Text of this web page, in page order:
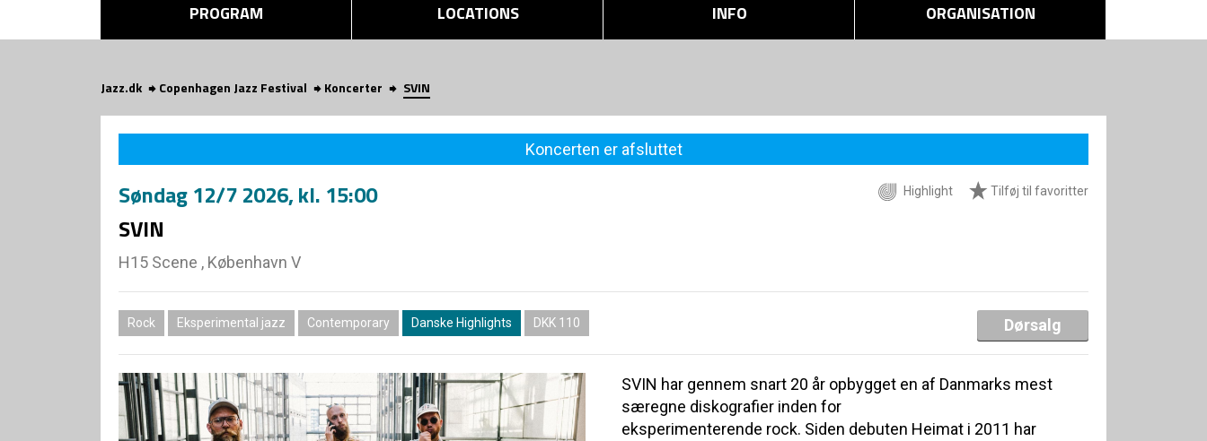
PROGRAM LOCATIONS INFO ORGANISATION
Jazz.dk Copenhagen Jazz Festival Koncerter SVIN
Koncerten er afsluttet
Highlight Tilføj til favoritter
Søndag12/7 2026, kl. 15:00
SVIN
H15 Scene , København V
Rock Eksperimental jazz Contemporary Danske Highlights DKK 110 Dørsalg
SVIN har gennem snart 20 år opbygget en af Danmarks mest
særegne diskografier inden for
eksperimenterende rock. Siden debuten Heimat i 2011 har